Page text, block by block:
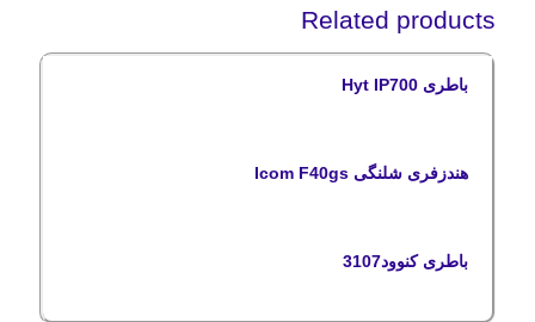
Related products
باطری Hyt IP700
هندزفری شلنگی Icom F40gs
باطری کنوود3107